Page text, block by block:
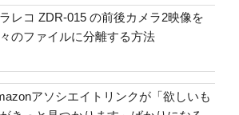
ラレコ ZDR-015 の前後カメラ2映像を
のファイルに分離する方法
アソシエイトリンクが「欲しいも